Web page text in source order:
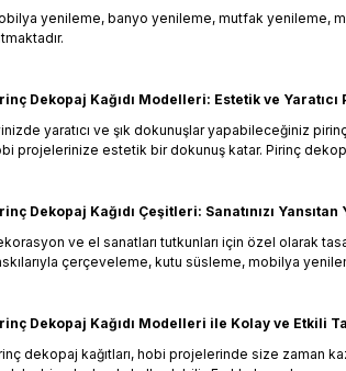
yenileme, banyo yenileme, mutfak yenileme,
Dekopaj Kağıdı Modelleri: Estetik ve
yaratıcı ve şık dokunuşlar yapabileceğiniz
projelerinize estetik bir dokunuş katar. Pirinç
Dekopaj Kağıdı Çeşitleri: Sanatınızı
ve el sanatları tutkunları için özel olarak
çerçeveleme, kutu süsleme, mobilya
Dekopaj Kağıdı Modelleri ile Kolay ve Etkili
dekopaj kağıtları, hobi projelerinde size zaman